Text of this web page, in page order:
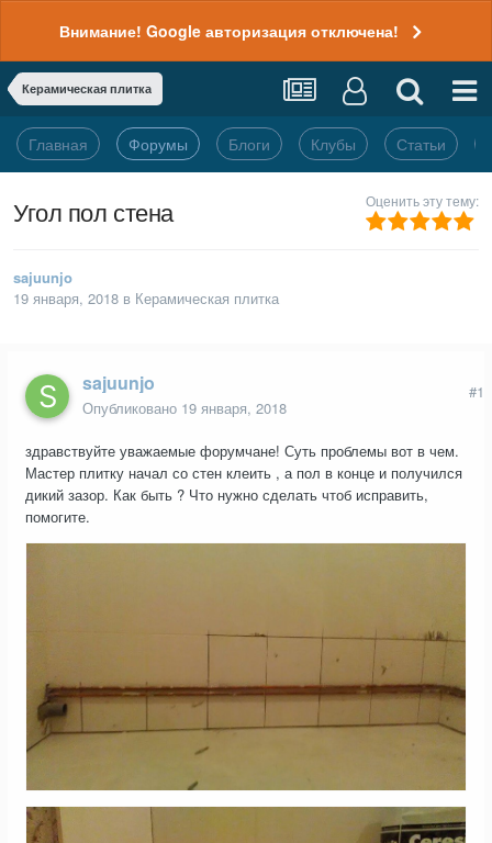
Внимание! Google авторизация отключена!
Керамическая плитка
Главная Форумы Блоги Клубы Статьи
Угол пол стена Оценить эту тему:
sajuunjo
19 января, 2018 в Керамическая плитка
sajuunjo
Опубликовано 19 января, 2018
#1
здравствуйте уважаемые форумчане! Суть проблемы вот в чем.
Мастер плитку начал со стен клеить , а пол в конце и получился
дикий зазор. Как быть ? Что нужно сделать чтоб исправить,
помогите.